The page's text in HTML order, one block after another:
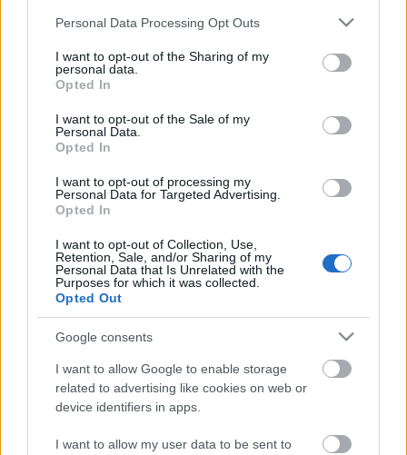
Please note that this website/app uses one or more Google
not limited to your visit or usage behaviour. You may click to
grant or deny consent to Google and its third-party tags to
use your data for below specified purposes in below Google
consent section.
Personal Data Processing Opt Outs
I want to opt-out of the Sharing of my
personal data.
Opted In
I want to opt-out of the Sale of my
Personal Data.
Opted In
I want to opt-out of processing my
Personal Data for Targeted Advertising.
Opted In
I want to opt-out of Collection, Use,
Retention, Sale, and/or Sharing of my
Personal Data that Is Unrelated with the
Purposes for which it was collected.
Opted Out
Google consents
I want to allow Google to enable storage
related to advertising like cookies on web or
device identifiers in apps.
I want to allow my user data to be sent to
Ajánlott bejegyzések:
"Miró stúdió" bemutató Londonban
Tánccirkusz decembertől: Tánc a hóban
A szélenergia lett a legolcsóbb energia
Európában
Katalán köztársaság 6 - Alkotmány